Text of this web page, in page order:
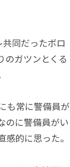
同だったボロ
のガツンとくる
も常に警備員が
のに警備員がい
的に思った。